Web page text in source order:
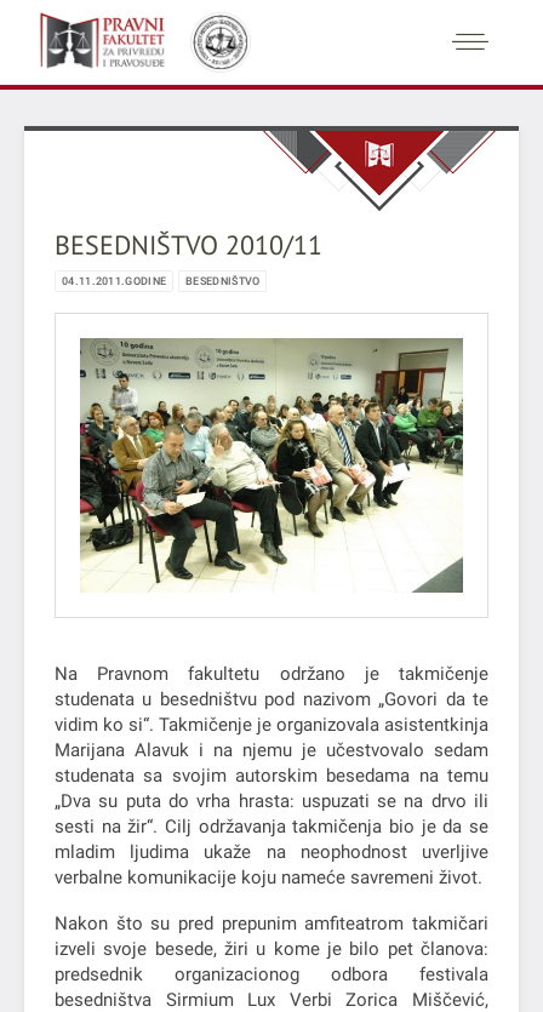
BESEDNIŠTVO 2010/11
04.11.2011.GODINE BESEDNIŠTVO
Na Pravnom fakultetu održano je takmičenje
studenata u besedništvu pod nazivom „Govori da te
vidim ko si“. Takmičenje je organizovala asistentkinja
Marijana Alavuk i na njemu je učestvovalo sedam
studenata sa svojim autorskim besedama na temu
„Dva su puta do vrha hrasta: uspuzati se na drvo ili
sesti na žir“. Cilj održavanja takmičenja bio je da se
mladim ljudima ukaže na neophodnost uverljive
verbalne komunikacije koju nameće savremeni život.
Nakon što su pred prepunim amfiteatrom takmičari
izveli svoje besede, žiri u kome je bilo pet članova:
predsednik organizacionog odbora festivala
besedništva Sirmium Lux Verbi Zorica Miščević,